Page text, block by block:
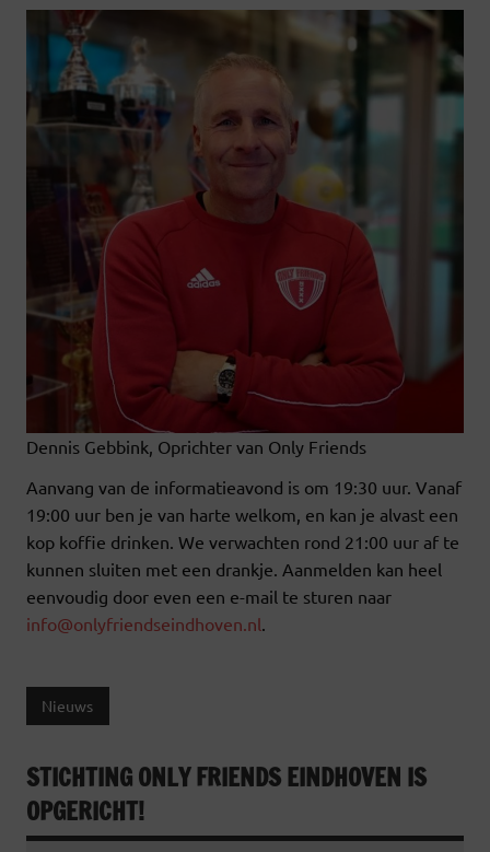
Dennis Gebbink, Oprichter van Only Friends
Aanvang van de informatieavond is om 19:30 uur. Vanaf
19:00 uur ben je van harte welkom, en kan je alvast een
kop koffie drinken. We verwachten rond 21:00 uur af te
kunnen sluiten met een drankje. Aanmelden kan heel
eenvoudig door even een e-mail te sturen naar
info@onlyfriendseindhoven.nl
Nieuws
STICHTING ONLY FRIENDS EINDHOVEN IS
OPGERICHT!